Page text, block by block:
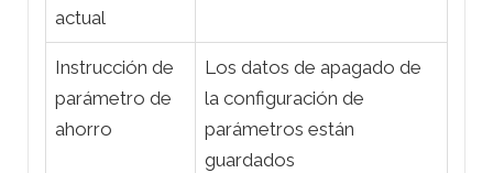
actual
Instrucción de
parámetro de
ahorro
Los datos de apagado de
la configuración de
parámetros están
guardados